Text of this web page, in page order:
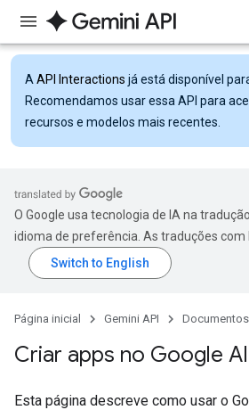
A API Interactions já está disponível
Recomendamos usar essa API para
recursos e modelos mais recentes.
O Google usa tecnologia de IA na
idioma de preferência. As traduções com
Página inicial Gemini API Documentos
Criar apps no Google
Esta página descreve como usar o